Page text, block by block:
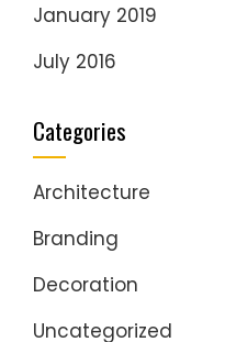
January 2019
July 2016
Categories
Architecture
Branding
Decoration
Uncategorized